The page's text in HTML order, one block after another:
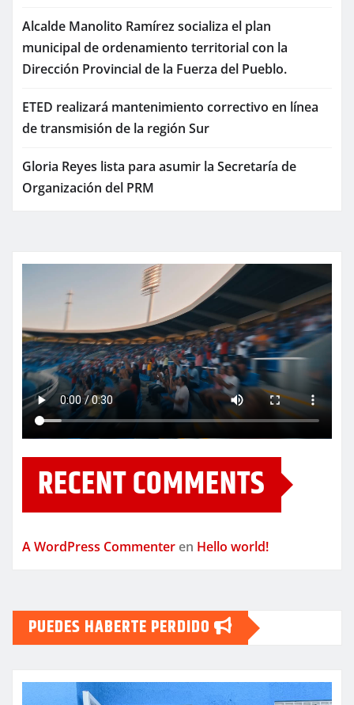
Alcalde Manolito Ramírez socializa el plan
municipal de ordenamiento territorial con la
Dirección Provincial de la Fuerza del Pueblo.
ETED realizará mantenimiento correctivo en línea
de transmisión de la región Sur
Gloria Reyes lista para asumir la Secretaría de
Organización del PRM
RECENT COMMENTS
A WordPress Commenter en Hello world!
PUEDES HABERTE PERDIDO